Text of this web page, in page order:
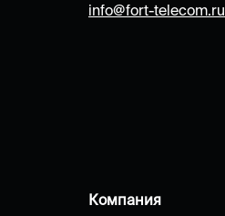
info@fort-telecom.ru
Компания